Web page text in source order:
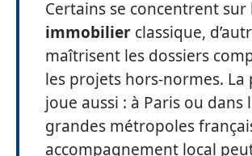
Certains se concentrent sur
immobilier classique,
maîtrisent les dossiers
les projets hors-normes.
joue aussi : à Paris ou dans
grandes métropoles
accompagnement local